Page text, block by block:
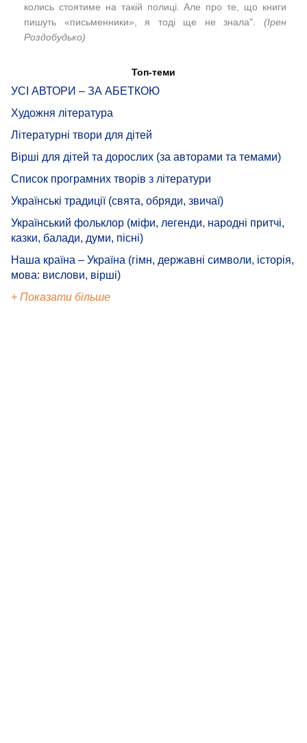
колись стоятиме на такій полиці. Але про те, що книги
пишуть «письменники», я тоді ще не знала". (Ірен
Роздобудько)
Топ-теми
УСІ АВТОРИ – ЗА АБЕТКОЮ
Художня література
Літературні твори для дітей
Вірші для дітей та дорослих (за авторами та темами)
Список програмних творів з літератури
Українські традиції (свята, обряди, звичаї)
Український фольклор (міфи, легенди, народні притчі,
казки, балади, думи, пісні)
Наша країна – Україна (гімн, державні символи, історія,
мова: вислови, вірші)
+ Показати більше